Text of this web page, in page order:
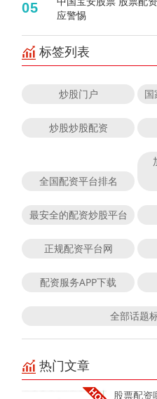
05
应警惕
标签列表
炒股门户 国
炒股炒股配资
全国配资平台排名
最安全的配资炒股平台
正规配资平台网
配资服务APP下载
全部话题
热门文章
股票配资